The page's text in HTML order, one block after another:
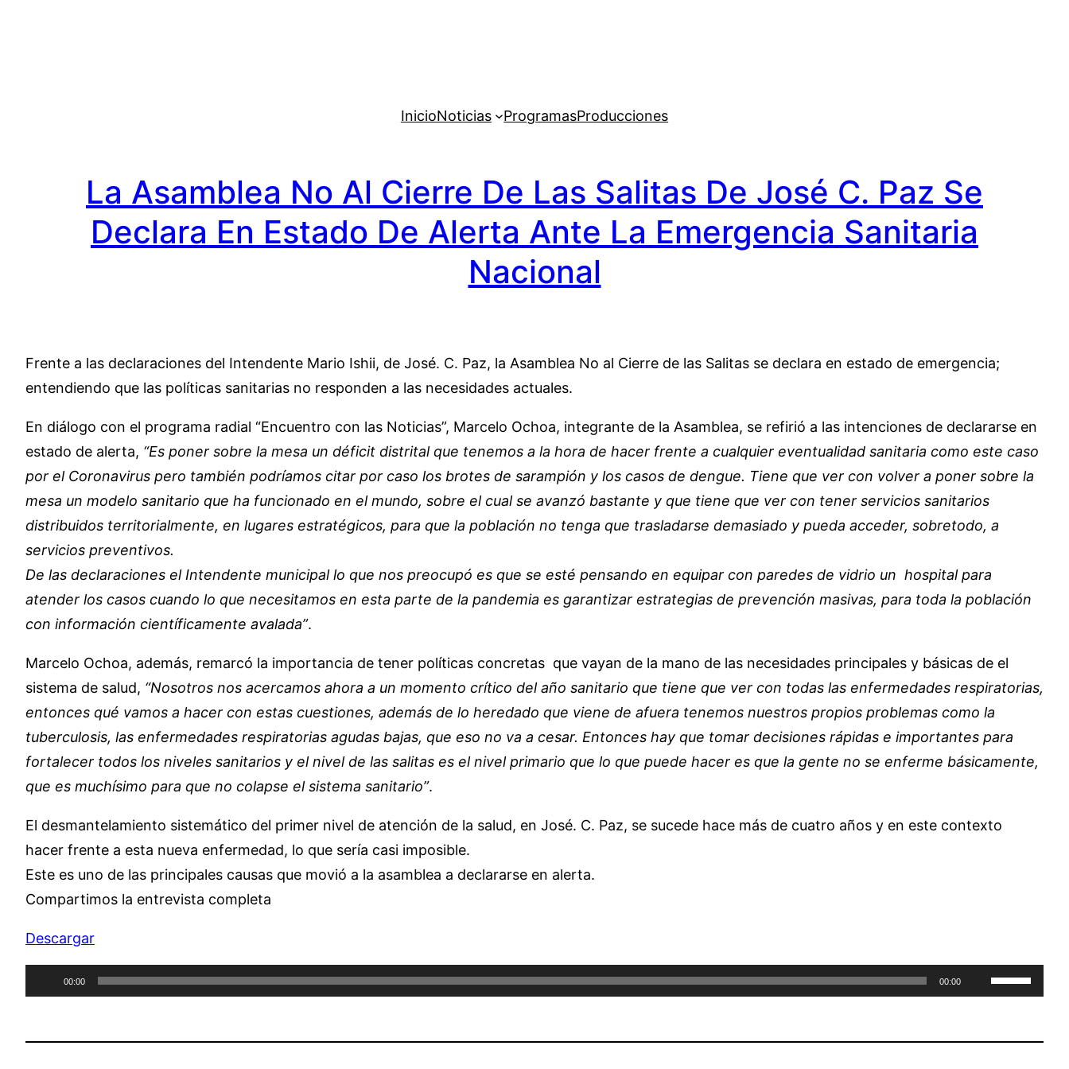
InicioNoticias ProgramasProducciones
La Asamblea No Al Cierre De Las Salitas De José C. Paz Se
Declara En Estado De Alerta Ante La Emergencia Sanitaria
Nacional
Frente a las declaraciones del Intendente Mario Ishii, de José. C. Paz, la Asamblea No al Cierre de las Salitas se declara en estado de emergencia;
entendiendo que las políticas sanitarias no responden a las necesidades actuales.
En diálogo con el programa radial “Encuentro con las Noticias”, Marcelo Ochoa, integrante de la Asamblea, se refirió a las intenciones de declararse en
estado de alerta, “Es poner sobre la mesa un déficit distrital que tenemos a la hora de hacer frente a cualquier eventualidad sanitaria como este caso
por el Coronavirus pero también podríamos citar por caso los brotes de sarampión y los casos de dengue. Tiene que ver con volver a poner sobre la
mesa un modelo sanitario que ha funcionado en el mundo, sobre el cual se avanzó bastante y que tiene que ver con tener servicios sanitarios
distribuidos territorialmente, en lugares estratégicos, para que la población no tenga que trasladarse demasiado y pueda acceder, sobretodo, a
servicios preventivos.
De las declaraciones el Intendente municipal lo que nos preocupó es que se esté pensando en equipar con paredes de vidrio un hospital para
atender los casos cuando lo que necesitamos en esta parte de la pandemia es garantizar estrategias de prevención masivas, para toda la población
con información científicamente avalada”.
Marcelo Ochoa, además, remarcó la importancia de tener políticas concretas que vayan de la mano de las necesidades principales y básicas de el
sistema de salud, “Nosotros nos acercamos ahora a un momento crítico del año sanitario que tiene que ver con todas las enfermedades respiratorias,
entonces qué vamos a hacer con estas cuestiones, además de lo heredado que viene de afuera tenemos nuestros propios problemas como la
tuberculosis, las enfermedades respiratorias agudas bajas, que eso no va a cesar. Entonces hay que tomar decisiones rápidas e importantes para
fortalecer todos los niveles sanitarios y el nivel de las salitas es el nivel primario que lo que puede hacer es que la gente no se enferme básicamente,
que es muchísimo para que no colapse el sistema sanitario”.
El desmantelamiento sistemático del primer nivel de atención de la salud, en José. C. Paz, se sucede hace más de cuatro años y en este contexto
hacer frente a esta nueva enfermedad, lo que sería casi imposible.
Este es uno de las principales causas que movió a la asamblea a declararse en alerta.
Compartimos la entrevista completa
Descargar
Reproductor
de
00:00 00:00
Utiliza
las